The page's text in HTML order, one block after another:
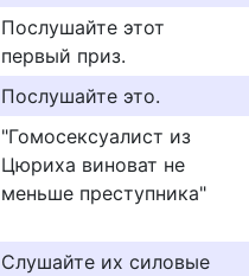
Послушайте этот
первый приз.
Послушайте это.
"Гомосексуалист из
Цюриха виноват не
меньше преступника"
Слушайте их силовые